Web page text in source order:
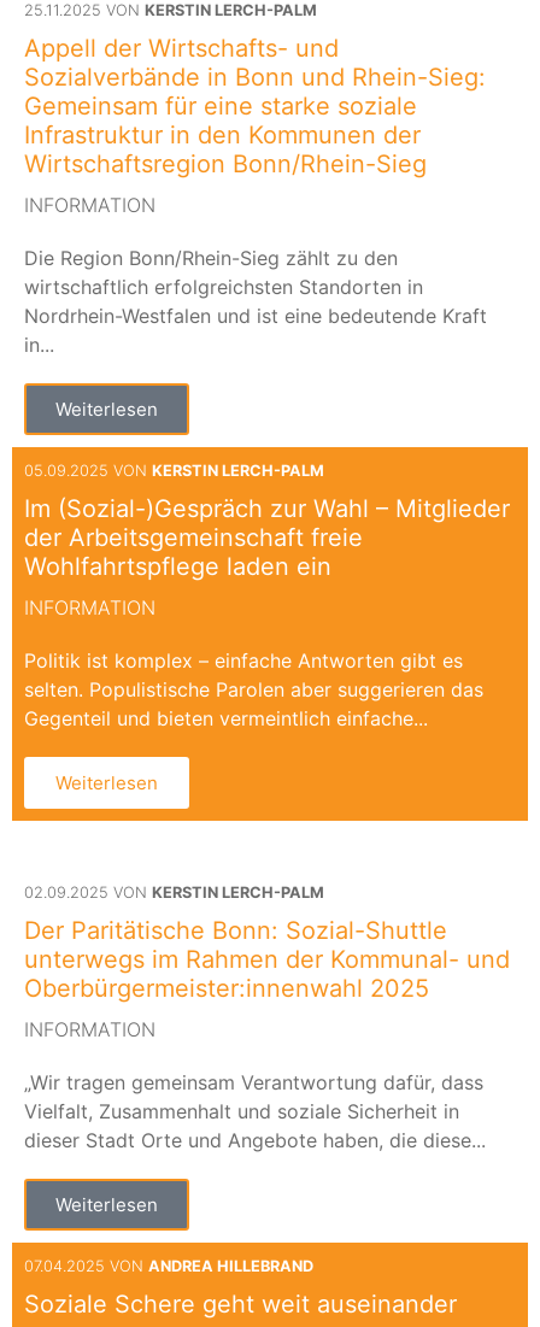
25.11.2025 VON KERSTIN LERCH-PALM
Appell der Wirtschafts- und
Sozialverbände in Bonn und Rhein-Sieg:
Gemeinsam für eine starke soziale
Infrastruktur in den Kommunen der
Wirtschaftsregion Bonn/Rhein-Sieg
INFORMATION
Die Region Bonn/Rhein-Sieg zählt zu den
wirtschaftlich erfolgreichsten Standorten in
Nordrhein-Westfalen und ist eine bedeutende Kraft
in...
Weiterlesen
05.09.2025 VON KERSTIN LERCH-PALM
Im (Sozial-)Gespräch zur Wahl – Mitglieder
der Arbeitsgemeinschaft freie
Wohlfahrtspflege laden ein
INFORMATION
Politik ist komplex – einfache Antworten gibt es
selten. Populistische Parolen aber suggerieren das
Gegenteil und bieten vermeintlich einfache...
Weiterlesen
02.09.2025 VON KERSTIN LERCH-PALM
Der Paritätische Bonn: Sozial-Shuttle
unterwegs im Rahmen der Kommunal- und
Oberbürgermeister:innenwahl 2025
INFORMATION
„Wir tragen gemeinsam Verantwortung dafür, dass
Vielfalt, Zusammenhalt und soziale Sicherheit in
dieser Stadt Orte und Angebote haben, die diese...
Weiterlesen
07.04.2025 VON ANDREA HILLEBRAND
Soziale Schere geht weit auseinander